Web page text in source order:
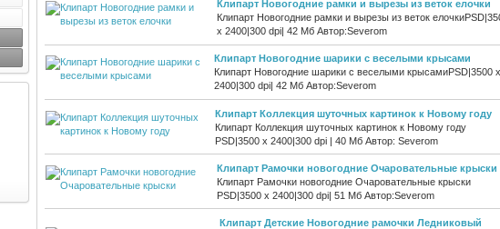
Клипарт Новогодние рамки и вырезы из веток елочки
Клипарт Новогодние рамки и вырезы из веток
х 2400|300 dpi| 42 Мб Автор:Severom
Клипарт Новогодние шарики с веселыми крысами
Клипарт Новогодние шарики с веселыми крысамиPSD|3500 х
2400|300 dpi| 42 Мб Автор:Severom
Клипарт Коллекция шуточных картинок к Новому году
Клипарт Коллекция шуточных картинок к Новому году
PSD|3500 х 2400|300 dpi | 40 Мб Автор: Severom
Клипарт Рамочки новогодние Очаровательные крыски
Клипарт Рамочки новогодние Очаровательные крыски
PSD|3500 х 2400|300 dpi| 51 Мб Автор:Severom
Клипарт Детские Новогодние рамочки Ледниковый